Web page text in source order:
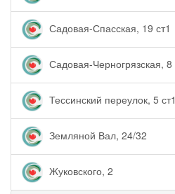
Садовая-Спасская, 19 ст1
Садовая-Черногрязская, 8
Тессинский переулок, 5 ст1
Земляной Вал, 24/32
Жуковского, 2